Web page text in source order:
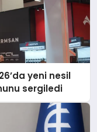
yeni nesil
sergiledi